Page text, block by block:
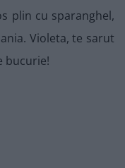
plin cu sparanghel,
Violeta, te sarut
bucurie!